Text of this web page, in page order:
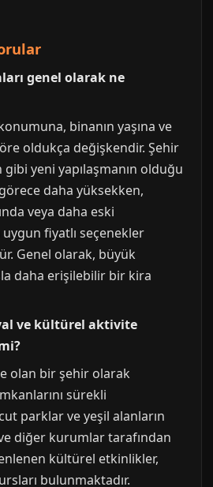
genel olarak ne
binanın yaşına ve
oldukça değişkendir. Şehir
yeni yapılaşmanın olduğu
daha yüksekken,
veya daha eski
fiyatlı seçenekler
Genel olarak, büyük
daha erişilebilir bir kira
ve kültürel aktivite
olan bir şehir olarak
sürekli
parklar ve yeşil alanların
diğer kurumlar tarafından
kültürel etkinlikler,
bulunmaktadır.